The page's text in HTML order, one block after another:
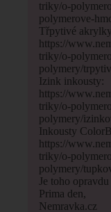
triky/o-
polymerove-
Třpytivé
https://
triky/o-
polymery/
Izink inkousty:
https://
triky/o-
polymery/
Inkousty
https://
triky/o-
polymery/
Je toho
Prima den,
Nemravka.cz